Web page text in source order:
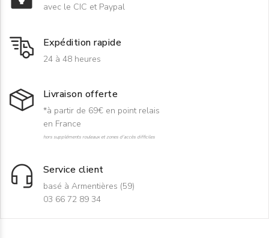
avec le CIC et Paypal
Expédition rapide
24 à 48 heures
Livraison offerte
*à partir de 69€ en point relais
en France
hors suppléments rouleaux et zones d'accès difficiles
Service client
basé à Armentières (59)
03 66 72 89 34